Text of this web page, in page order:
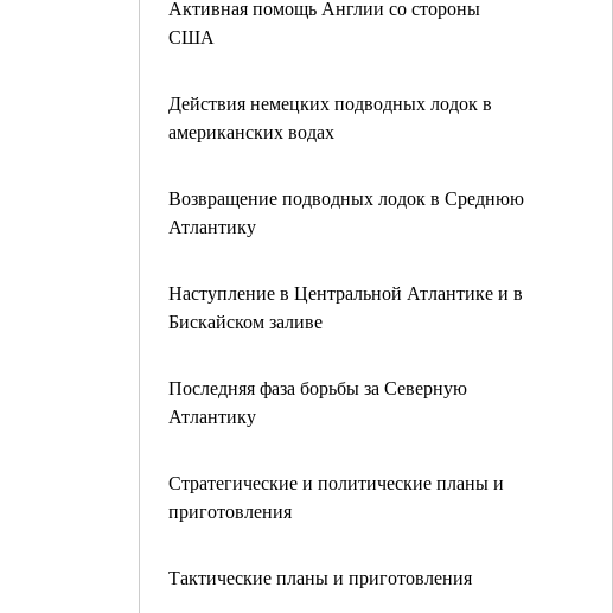
Активная помощь Англии со стороны
США
Действия немецких подводных лодок в
американских водах
Возвращение подводных лодок в Среднюю
Атлантику
Наступление в Центральной Атлантике и в
Бискайском заливе
Последняя фаза борьбы за Северную
Атлантику
Стратегические и политические планы и
приготовления
Тактические планы и приготовления